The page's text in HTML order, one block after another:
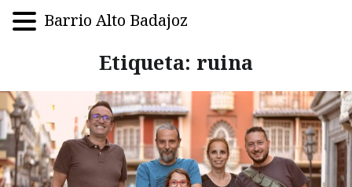
Etiqueta: ruina
Barrio Alto Badajoz